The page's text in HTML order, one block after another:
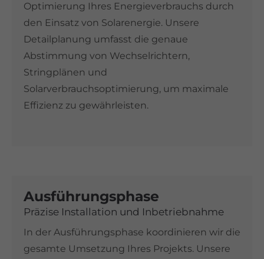
Optimierung Ihres Energieverbrauchs durch
den Einsatz von Solarenergie. Unsere
Detailplanung umfasst die genaue
Abstimmung von Wechselrichtern,
Stringplänen und
Solarverbrauchsoptimierung, um maximale
Effizienz zu gewährleisten.
Ausführungsphase
Präzise Installation und Inbetriebnahme
In der Ausführungsphase koordinieren wir die
gesamte Umsetzung Ihres Projekts. Unsere